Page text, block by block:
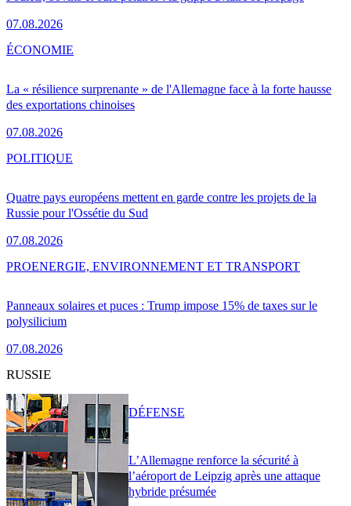
07.08.2026
La « résilience surprenante » de l'Allemagne face à la forte hausse
des exportations chinoises
07.08.2026
ÉCONOMIE
Quatre pays européens mettent en garde contre les projets de la
Russie pour l'Ossétie du Sud
07.08.2026
POLITIQUE
Panneaux solaires et puces : Trump impose 15% de taxes sur le
polysilicium
07.08.2026
PROENERGIE, ENVIRONNEMENT ET TRANSPORT
RUSSIE
L’Allemagne renforce la sécurité à
l’aéroport de Leipzig après une attaque
hybride présumée
DÉFENSE